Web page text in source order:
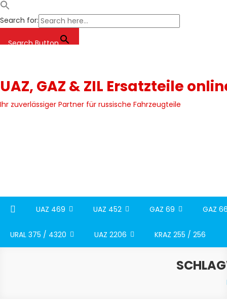
Search for:
Search Button
UAZ, GAZ & ZIL Ersatzteile
Ihr zuverlässiger Partner für russische Fahrzeugteile
UAZ 469 UAZ 452 GAZ 69 GAZ
URAL 375 / 4320 UAZ 2206 KRAZ 255 / 256